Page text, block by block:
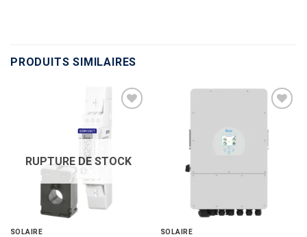
PRODUITS SIMILAIRES
RUPTURE DE STOCK
SOLAIRE SOLAIRE